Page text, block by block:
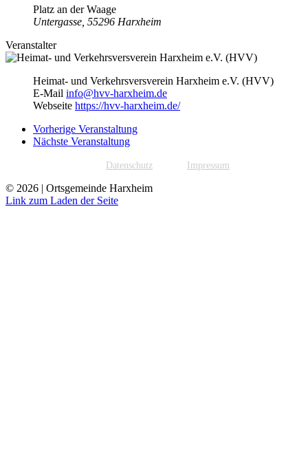
Platz an der Waage
Untergasse, 55296 Harxheim
Veranstalter
Heimat- und Verkehrsversverein Harxheim e.V. (HVV)
E-Mail info@hvv-harxheim.de
Webseite https://hvv-harxheim.de/
Vorherige Veranstaltung
Nächste Veranstaltung
Datenschutz Impressum
© 2026 | Ortsgemeinde Harxheim
Link zum Laden der Seite